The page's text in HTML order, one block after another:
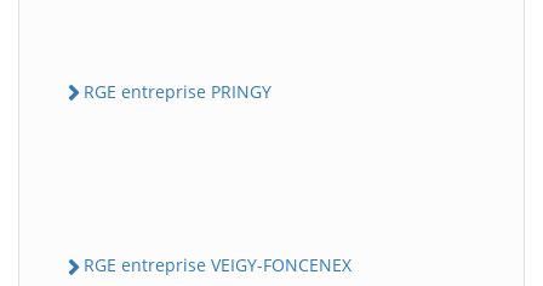
RGE entreprise PRINGY
RGE entreprise VEIGY-FONCENEX